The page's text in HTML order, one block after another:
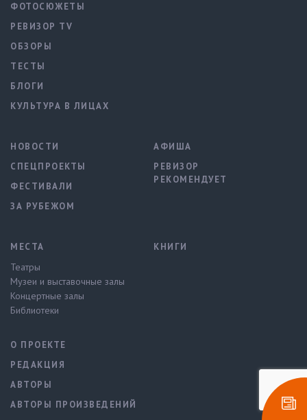
ФОТОСЮЖЕТЫ
РЕВИЗОР TV
ОБЗОРЫ
ТЕСТЫ
БЛОГИ
КУЛЬТУРА В ЛИЦАХ
НОВОСТИ
СПЕЦПРОЕКТЫ
ФЕСТИВАЛИ
ЗА РУБЕЖОМ
АФИША
РЕВИЗОР
РЕКОМЕНДУЕТ
МЕСТА
Театры
Музеи и выставочные залы
Концертные залы
Библиотеки
КНИГИ
О ПРОЕКТЕ
РЕДАКЦИЯ
АВТОРЫ
АВТОРЫ ПРОИЗВЕДЕНИЙ